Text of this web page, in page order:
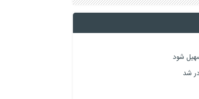
شود